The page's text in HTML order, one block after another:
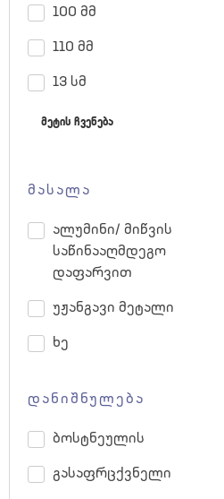
100 მმ
110 მმ
13 სმ
მეტის ჩვენება
მასალა
ალუმინი/ მიწვის
საწინააღმდეგო
დაფარვით
უჟანგავი მეტალი
ხე
დანიშნულება
ბოსტნეულის
გასაფრცქვნელი